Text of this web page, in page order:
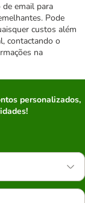
email para
Pode
custos além
contactando o
na
personalizados,